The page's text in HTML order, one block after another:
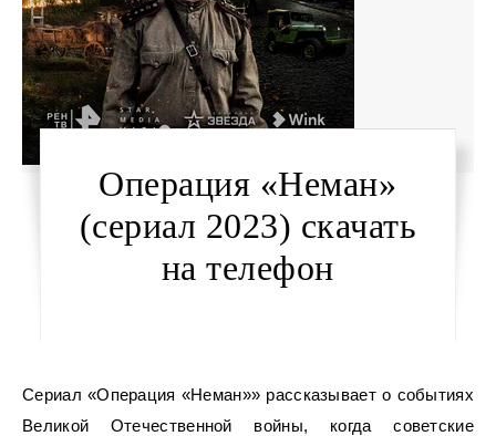
Операция «Неман»
(сериал 2023) скачать
на телефон
Сериал «Операция «Неман»» рассказывает о событиях
Великой Отечественной войны, когда советские